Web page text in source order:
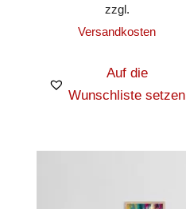
zzgl.
Versandkosten
Auf die
Wunschliste setzen